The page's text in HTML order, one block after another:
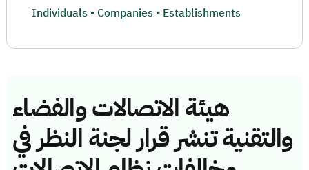
هيئة الاتصالات والفضاء
والتقنية تنشر قرار لجنة النظر في
Individuals - Companies - Establishments